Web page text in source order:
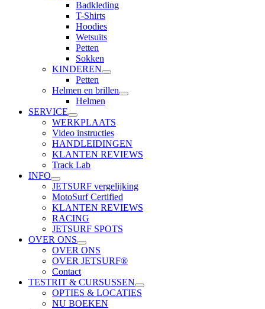
Badkleding
T-Shirts
Hoodies
Wetsuits
Petten
Sokken
KINDEREN
Petten
Helmen en brillen
Helmen
SERVICE
WERKPLAATS
Video instructies
HANDLEIDINGEN
KLANTEN REVIEWS
Track Lab
INFO
JETSURF vergelijking
MotoSurf Certified
KLANTEN REVIEWS
RACING
JETSURF SPOTS
OVER ONS
OVER ONS
OVER JETSURF®
Contact
TESTRIT & CURSUSSEN
OPTIES & LOCATIES
NU BOEKEN